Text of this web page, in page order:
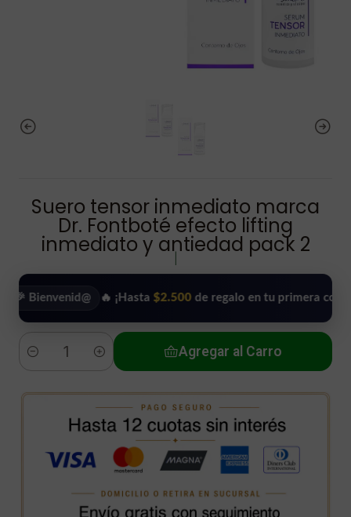
Suero tensor inmediato marca
Dr. Fontboté efecto lifting
inmediato y antiedad pack 2
🔥 ¡Hasta$2.500de regalo en tu primera compra! •
Cantidad
Agregar al Carro